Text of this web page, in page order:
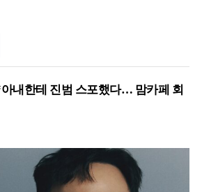
아내한테 진범 스포했다… 맘카페 회